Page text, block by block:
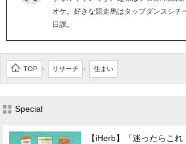
オケ。好きな競走馬はタップダンスシチ
日課。
TOP > リサーチ > 住まい
Special
【iHerb】「迷ったらこ